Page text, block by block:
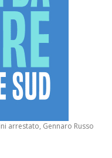
arrestato, Gennaro Russo